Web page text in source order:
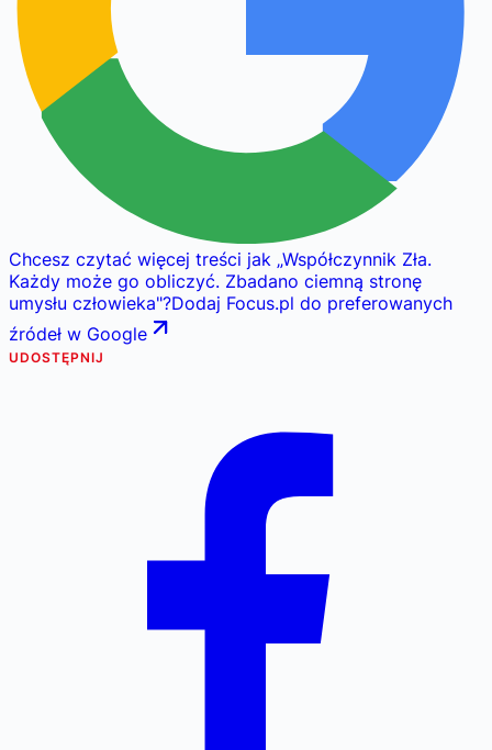
Chcesz czytać więcej treści jak „Współczynnik Zła.
Każdy może go obliczyć. Zbadano ciemną stronę
umysłu człowieka"?Dodaj Focus.pl do preferowanych
źródeł w Google
UDOSTĘPNIJ